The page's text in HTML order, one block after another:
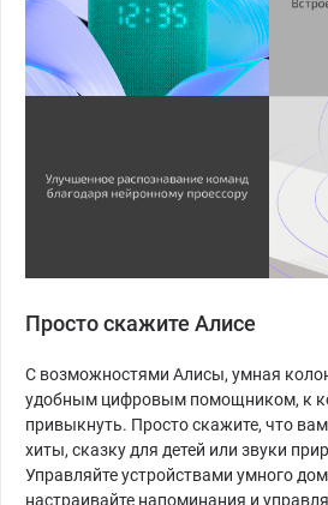
Просто скажите Алисе
С возможностями Алисы, умная
удобным цифровым помощником, к
привыкнуть. Просто скажите, что
хиты, сказку для детей или звуки
Управляйте устройствами умного
настраивайте напоминания и